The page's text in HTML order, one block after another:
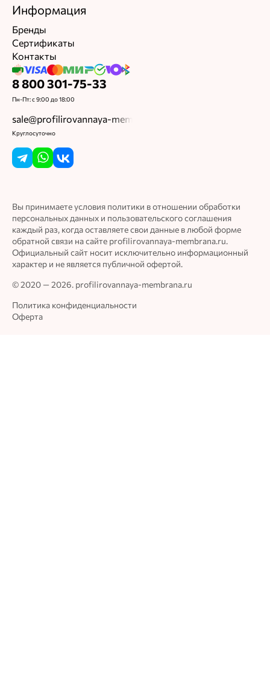
всё ок
Комментарий
Соответствует ожиданиям, цена была ниже всех.
Благодарю за обратную связь, приятно слышать
Игорь
30.04.2024
Цена
Качество
Достоинства
Недорого
Информация
Бренды
Сертификаты
Контакты
8 800 301-75-33
Пн-Пт: с 9:00 до 18:00
sale@profilirovannaya-membrana.ru
Круглосуточно
Вы принимаете условия политики в отношении обработки
персональных данных и пользовательского соглашения
каждый раз, когда оставляете свои данные в любой форме
обратной связи на сайте profilirovannaya-membrana.ru.
Официальный сайт носит исключительно информационный
характер и не является публичной офертой.
© 2020 — 2026. profilirovannaya-membrana.ru
Политика конфиденциальности
Оферта